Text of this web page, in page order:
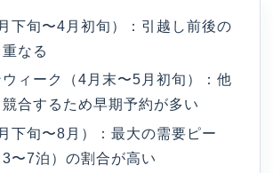
下旬〜4月初旬）：引越し前後の
なる
ウィーク（4月末〜5月初旬）：他
合するため早期予約が多い
下旬〜8月）：最大の需要ピー
〜7泊）の割合が高い